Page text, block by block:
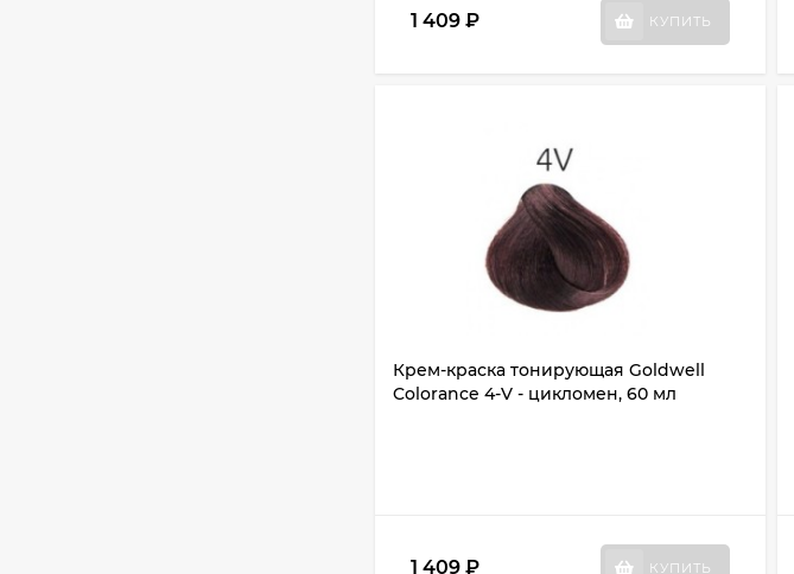
1 409 ₽ КУПИТЬ
Крем-краска тонирующая Goldwell
Colorance 4-V - цикломен, 60 мл
1 409 ₽ КУПИТЬ